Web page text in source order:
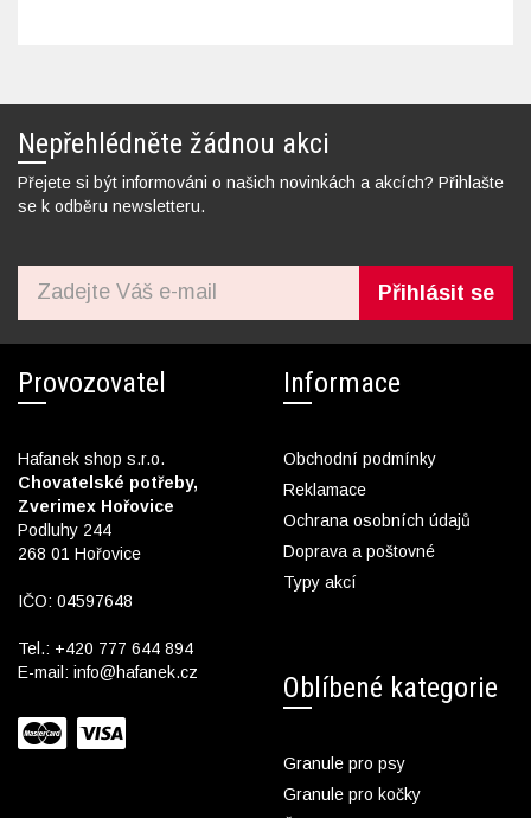
Nepřehlédněte žádnou akci
Přejete si být informováni o našich novinkách a akcích? Přihlašte
se k odběru newsletteru.
Přihlásit se
Provozovatel
Hafanek shop s.r.o.
Chovatelské potřeby,
Zverimex Hořovice
Podluhy 244
268 01 Hořovice
IČO: 04597648
Tel.: +420 777 644 894
E-mail: info@hafanek.cz
Informace
Obchodní podmínky
Reklamace
Ochrana osobních údajů
Doprava a poštovné
Typy akcí
Oblíbené kategorie
Granule pro psy
Granule pro kočky